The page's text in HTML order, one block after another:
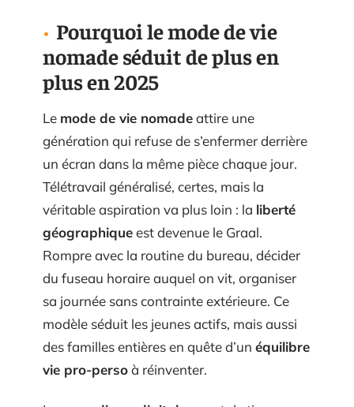
Pourquoi le mode de vie
nomade séduit de plus en
plus en 2025
Le mode de vie nomadeattire une
génération qui refuse de s’enfermer derrière
un écran dans la même pièce chaque jour.
Télétravail généralisé, certes, mais la
véritable aspiration va plus loin : la liberté
géographiqueest devenue le Graal.
Rompre avec la routine du bureau, décider
du fuseau horaire auquel on vit, organiser
sa journée sans contrainte extérieure. Ce
modèle séduit les jeunes actifs, mais aussi
des familles entières en quête d’un équilibre
vie pro-persoà réinventer.